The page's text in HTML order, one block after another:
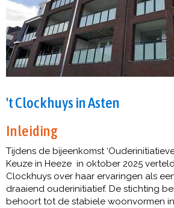
't Clockhuys in Asten
Inleiding
Tijdens de bijeenkomst
Keuze in Heeze in oktober 2025
Clockhuys over haar ervaringen als
draaiend ouderinitiatief. De stichting
behoort tot de stabiele woonvormen